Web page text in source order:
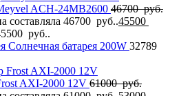
ACH-24MB2600 46700руб.
составляла 46700 руб..45500
руб..
Солнечная батарея 200W 32789
AXI-2000 12V 61000руб.